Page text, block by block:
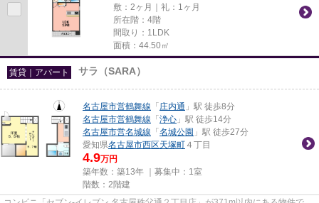
敷：2ヶ月｜礼：1ヶ月
所在階：4階
間取り：1LDK
面積：44.50㎡
賃貸｜アパート サラ（SARA）
名古屋市営鶴舞線 「 庄内通 」駅 徒歩8分
名古屋市営鶴舞線 「 浄心 」駅 徒歩14分
名古屋市営名城線 「 名城公園 」駅 徒歩27分
愛知県名古屋市西区天塚町 ４丁目
4.9万円
築年数：築13年 ｜募集中： 1室
階数：2階建